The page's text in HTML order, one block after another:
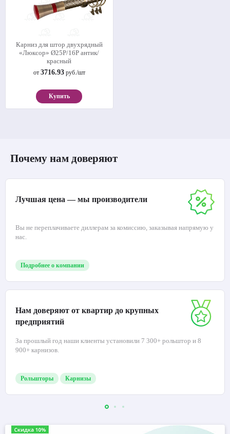
Карниз для штор двухрядный
«Люксор» Ø25Р/16Р антик/
красный
от 3716.93руб./шт
Купить
Почему нам доверяют
Лучшая цена — мы производители
Вы не переплачиваете диллерам за комиссию, заказывая напрямую у
нас.
Подробнее о компании
Нам доверяют от квартир до крупных
предприятий
За прошлый год наши клиенты установили 7 300+ рольштор и 8
900+ карнизов.
Рольшторы Карнизы